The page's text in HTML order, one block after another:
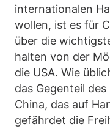
internationalen
wollen, ist es für
über die
halten von der
die USA. Wie
das Gegenteil
China, das auf
gefährdet die